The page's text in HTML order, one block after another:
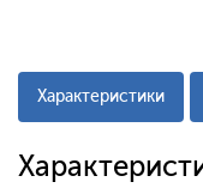
Характеристики